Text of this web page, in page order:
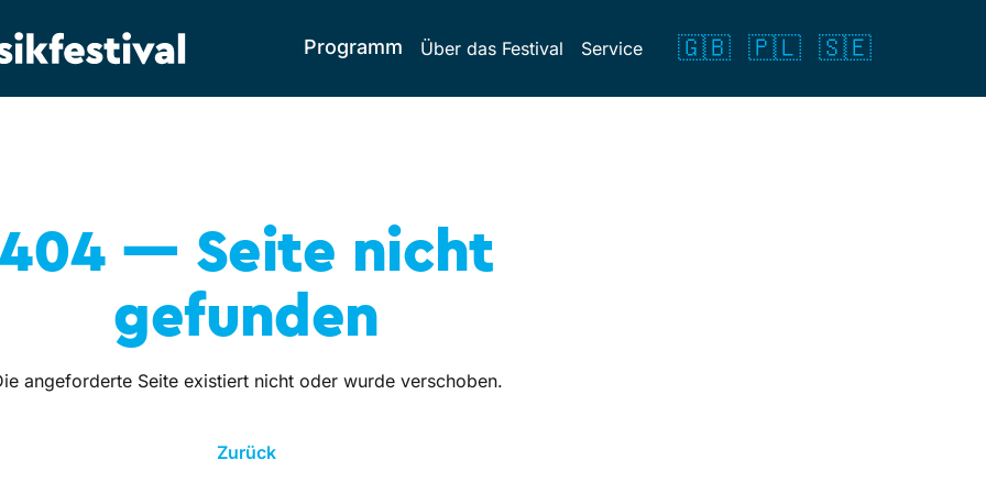
Programm Über das Festival Service 🇬🇧 🇵🇱 🇸🇪
— Seite nicht
gefunden
angeforderte Seite existiert nicht oder wurde verschoben.
Zurück